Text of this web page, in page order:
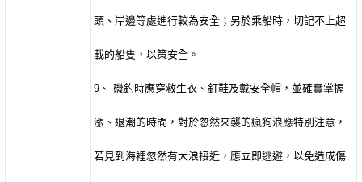
頭、岸邊等處進行較為安全；另於乘船時，切記不上超
載的船隻，以策安全。
9 、 磯釣時應穿救生衣、釘鞋及戴安全帽，並確實掌握
漲、退潮的時間，對於忽然來襲的瘋狗浪應特別注意，
若見到海裡忽然有大浪接近，應立即逃避，以免造成傷